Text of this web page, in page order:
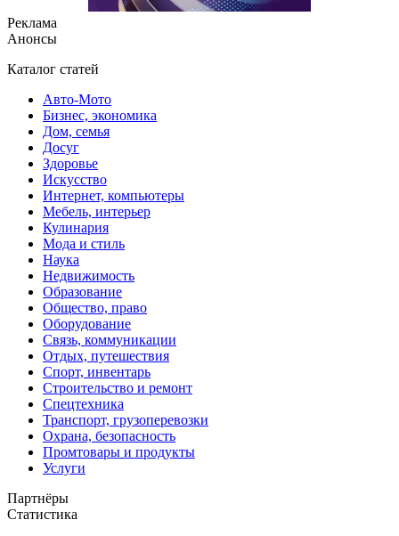
Реклама
Анонсы
Каталог статей
Авто-Мото
Бизнес, экономика
Дом, семья
Досуг
Здоровье
Искусство
Интернет, компьютеры
Мебель, интерьер
Кулинария
Мода и стиль
Наука
Недвижимость
Образование
Общество, право
Оборудование
Связь, коммуникации
Отдых, путешествия
Спорт, инвентарь
Строительство и ремонт
Спецтехника
Транспорт, грузоперевозки
Охрана, безопасность
Промтовары и продукты
Услуги
Партнёры
Статистика